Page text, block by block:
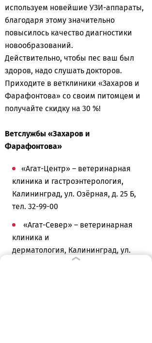
используем новейшие УЗИ-аппараты,
благодаря этому значительно
повысилось качество диагностики
новообразований.
Действительно, чтобы пес ваш был
здоров, надо слушать докторов.
Приходите в ветклиники «Захаров и
Фарафонтова» со своим питомцем и
получайте скидку на 30 %!
Ветслужбы «Захаров и
Фарафонтова»
«Агат-Центр» – ветеринарная
клиника и гастроэнтерология,
Калининград, ул. Озёрная, д. 25 Б,
тел. 32-99-00
«Агат-Север» – ветеринарная
клиника и
дерматология, Калининград, ул.
Озёрная, д. 45, тел. 98-68-27